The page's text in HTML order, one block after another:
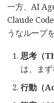
一方、AI
Claude
うなループ
思考（
は、ま
行動（